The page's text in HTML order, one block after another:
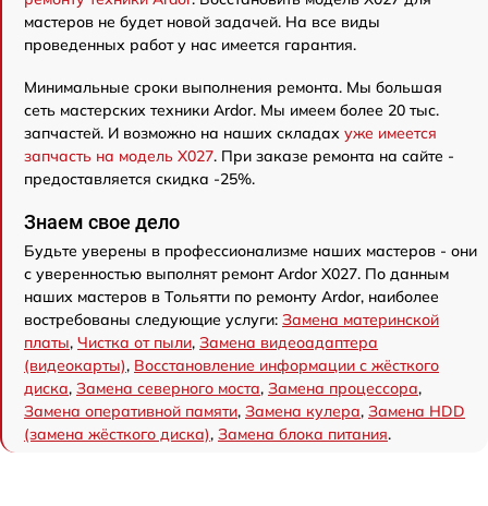
мастеров не будет новой задачей. На все виды
проведенных работ у нас имеется гарантия.
Минимальные сроки выполнения ремонта. Мы большая
сеть мастерских техники Ardor. Мы имеем более 20 тыс.
запчастей. И возможно на наших складах уже имеется
запчасть на модель X027. При заказе ремонта на сайте -
предоставляется скидка -25%.
Знаем свое дело
Будьте уверены в профессионализме наших мастеров - они
с уверенностью выполнят ремонт Ardor X027. По данным
наших мастеров в Тольятти по ремонту Ardor, наиболее
востребованы следующие услуги: Замена материнской
платы, Чистка от пыли, Замена видеоадаптера
(видеокарты), Восстановление информации с жёсткого
диска, Замена северного моста, Замена процессора,
Замена оперативной памяти, Замена кулера, Замена HDD
(замена жёсткого диска), Замена блока питания.